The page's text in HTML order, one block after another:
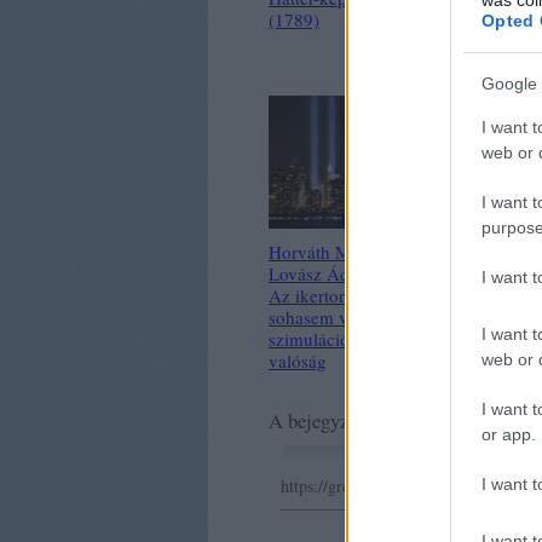
Opted
Google
I want
web or
I want
I want
I want
web or
I want
or app.
I want
(1789)
gomba, alga -
Horváth Márk –
Lovász Ádám:
Az ikertornyok
sohasem voltak:
szimuláció és
valóság
A bejegyzés trackback címe:
https://greenr.blog.hu/api/trackback/